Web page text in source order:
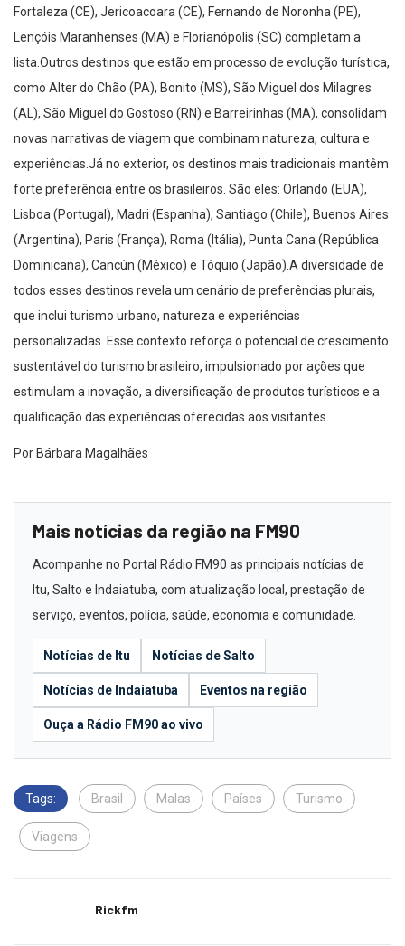
Fortaleza (CE), Jericoacoara (CE), Fernando de Noronha (PE),
Lençóis Maranhenses (MA) e Florianópolis (SC) completam a
lista.Outros destinos que estão em processo de evolução turística,
como Alter do Chão (PA), Bonito (MS), São Miguel dos Milagres
(AL), São Miguel do Gostoso (RN) e Barreirinhas (MA), consolidam
novas narrativas de viagem que combinam natureza, cultura e
experiências.Já no exterior, os destinos mais tradicionais mantêm
forte preferência entre os brasileiros. São eles: Orlando (EUA),
Lisboa (Portugal), Madri (Espanha), Santiago (Chile), Buenos Aires
(Argentina), Paris (França), Roma (Itália), Punta Cana (República
Dominicana), Cancún (México) e Tóquio (Japão).A diversidade de
todos esses destinos revela um cenário de preferências plurais,
que inclui turismo urbano, natureza e experiências
personalizadas. Esse contexto reforça o potencial de crescimento
sustentável do turismo brasileiro, impulsionado por ações que
estimulam a inovação, a diversificação de produtos turísticos e a
qualificação das experiências oferecidas aos visitantes.
Por Bárbara Magalhães
Mais notícias da região na FM90
Acompanhe no Portal Rádio FM90 as principais notícias de
Itu, Salto e Indaiatuba, com atualização local, prestação de
serviço, eventos, polícia, saúde, economia e comunidade.
Notícias de Itu Notícias de Salto
Notícias de Indaiatuba Eventos na região
Ouça a Rádio FM90 ao vivo
Tags: Brasil Malas Países Turismo
Viagens
Rickfm